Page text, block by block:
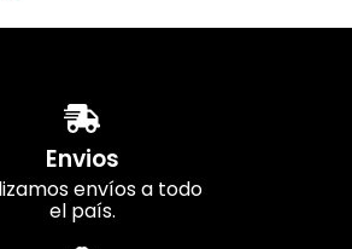
Envios
envíos a todo
el país.